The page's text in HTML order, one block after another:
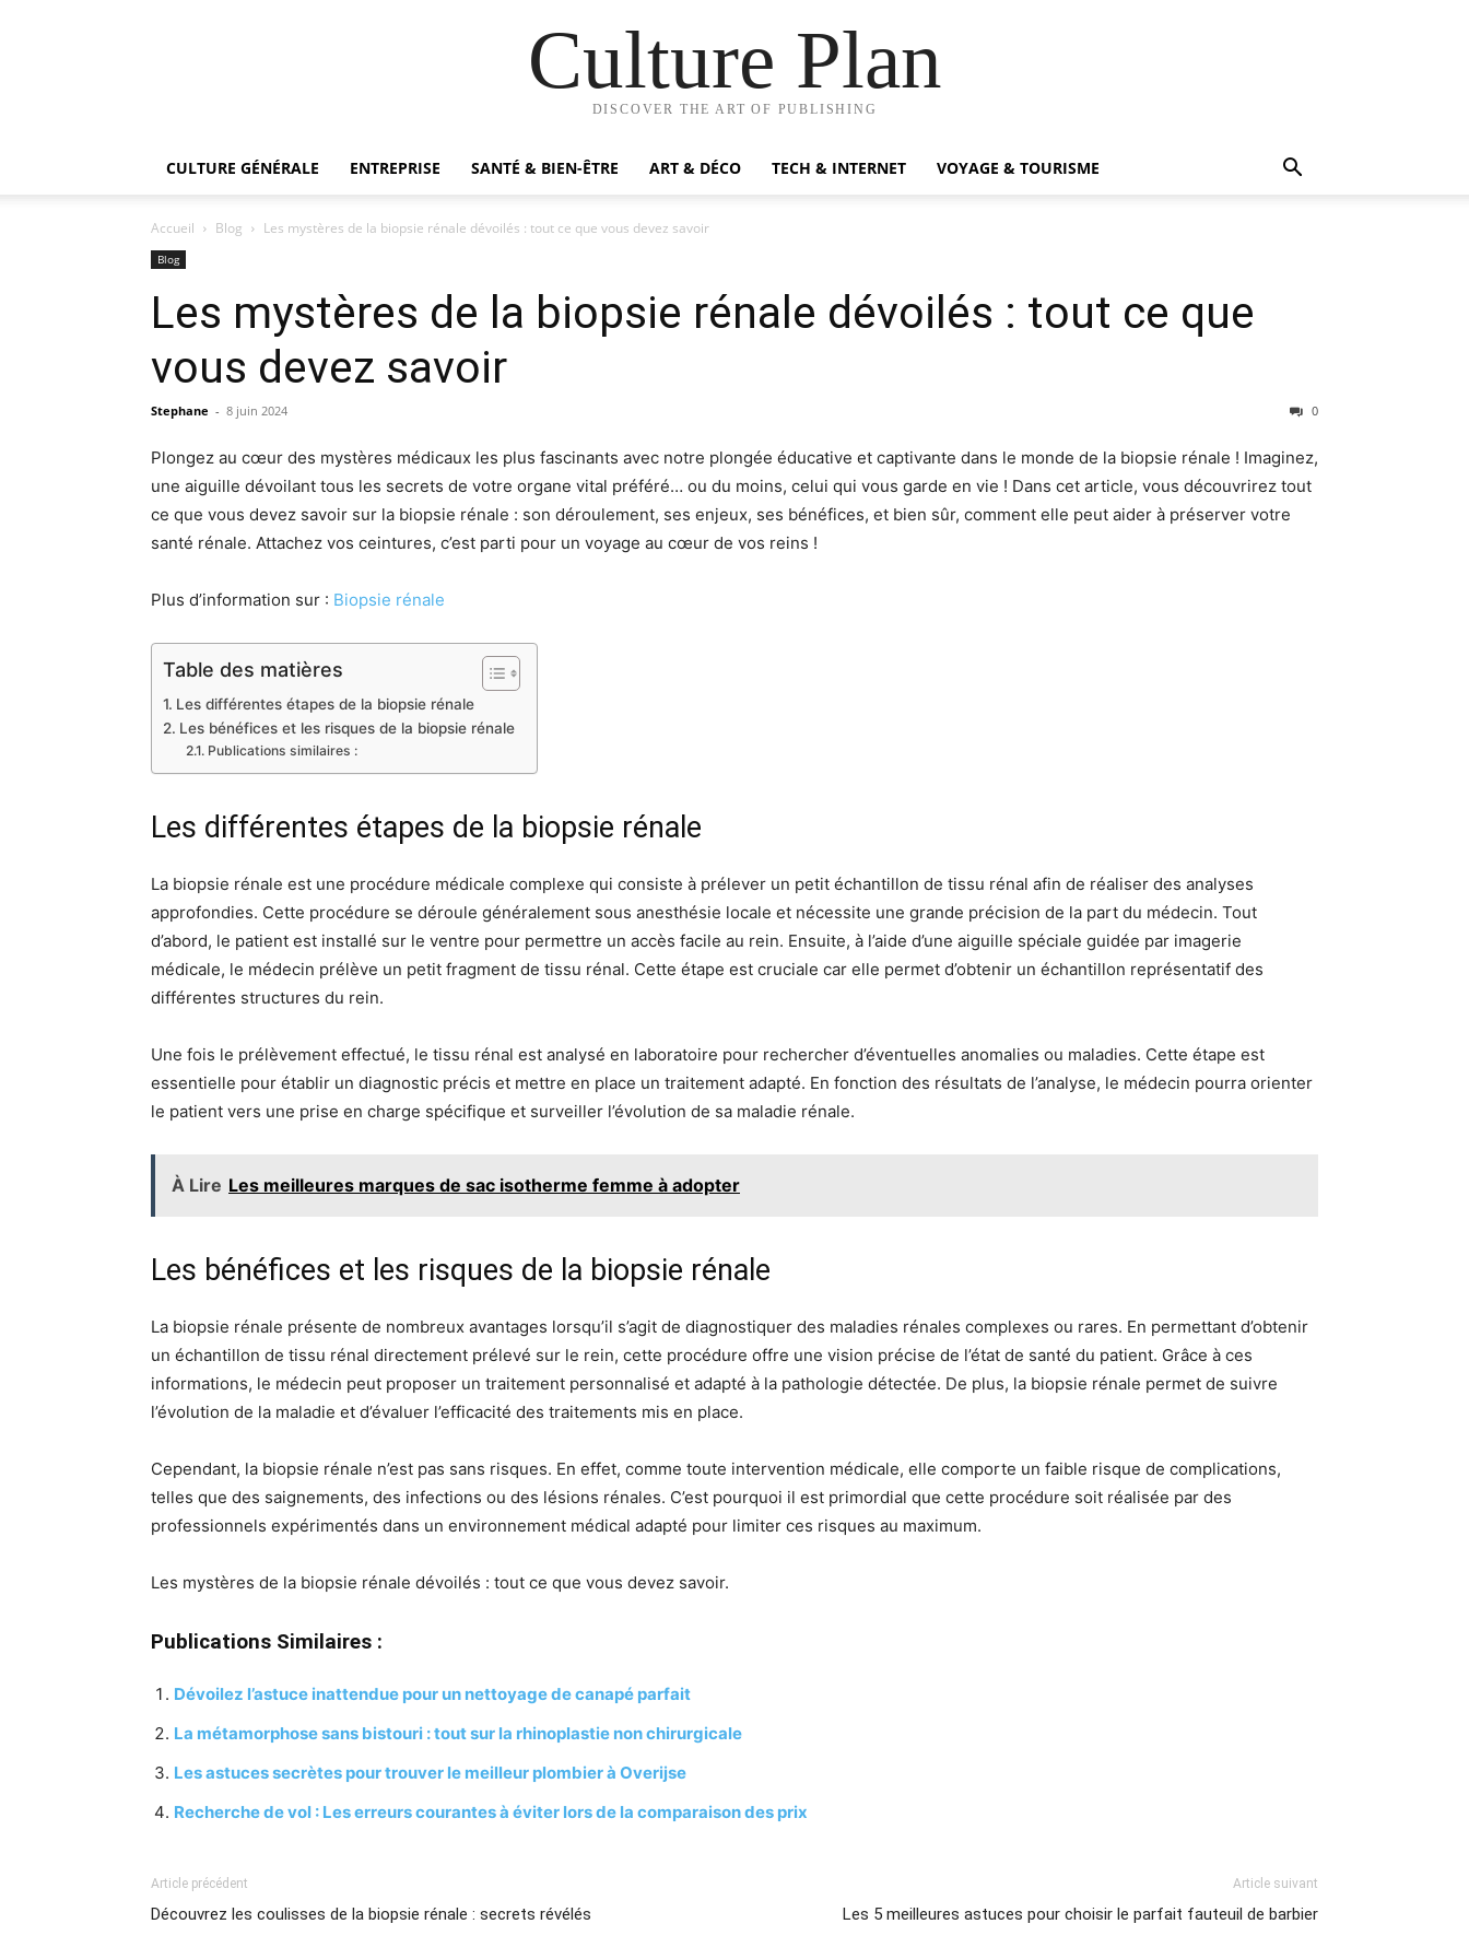
Culture Plan
DISCOVER THE ART OF PUBLISHING
CULTURE GÉNÉRALE ENTREPRISE SANTÉ & BIEN-ÊTRE ART & DÉCO TECH & INTERNET VOYAGE & TOURISME
Accueil Blog Les mystères de la biopsie rénale dévoilés : tout ce que vous devez savoir
Blog
Les mystères de la biopsie rénale dévoilés : tout ce que
vous devez savoir
Stephane - 8 juin 2024 0
Plongez au cœur des mystères médicaux les plus fascinants avec notre plongée éducative et captivante dans le monde de la biopsie rénale ! Imaginez,
une aiguille dévoilant tous les secrets de votre organe vital préféré… ou du moins, celui qui vous garde en vie ! Dans cet article, vous découvrirez tout
ce que vous devez savoir sur la biopsie rénale : son déroulement, ses enjeux, ses bénéfices, et bien sûr, comment elle peut aider à préserver votre
santé rénale. Attachez vos ceintures, c’est parti pour un voyage au cœur de vos reins !
Plus d’information sur : Biopsie rénale
Table des matières
Les différentes étapes de la biopsie rénale
Les bénéfices et les risques de la biopsie rénale
Publications similaires :
Les différentes étapes de la biopsie rénale
La biopsie rénale est une procédure médicale complexe qui consiste à prélever un petit échantillon de tissu rénal afin de réaliser des analyses
approfondies. Cette procédure se déroule généralement sous anesthésie locale et nécessite une grande précision de la part du médecin. Tout
d’abord, le patient est installé sur le ventre pour permettre un accès facile au rein. Ensuite, à l’aide d’une aiguille spéciale guidée par imagerie
médicale, le médecin prélève un petit fragment de tissu rénal. Cette étape est cruciale car elle permet d’obtenir un échantillon représentatif des
différentes structures du rein.
Une fois le prélèvement effectué, le tissu rénal est analysé en laboratoire pour rechercher d’éventuelles anomalies ou maladies. Cette étape est
essentielle pour établir un diagnostic précis et mettre en place un traitement adapté. En fonction des résultats de l’analyse, le médecin pourra orienter
le patient vers une prise en charge spécifique et surveiller l’évolution de sa maladie rénale.
À Lire Les meilleures marques de sac isotherme femme à adopter
Les bénéfices et les risques de la biopsie rénale
La biopsie rénale présente de nombreux avantages lorsqu’il s’agit de diagnostiquer des maladies rénales complexes ou rares. En permettant d’obtenir
un échantillon de tissu rénal directement prélevé sur le rein, cette procédure offre une vision précise de l’état de santé du patient. Grâce à ces
informations, le médecin peut proposer un traitement personnalisé et adapté à la pathologie détectée. De plus, la biopsie rénale permet de suivre
l’évolution de la maladie et d’évaluer l’efficacité des traitements mis en place.
Cependant, la biopsie rénale n’est pas sans risques. En effet, comme toute intervention médicale, elle comporte un faible risque de complications,
telles que des saignements, des infections ou des lésions rénales. C’est pourquoi il est primordial que cette procédure soit réalisée par des
professionnels expérimentés dans un environnement médical adapté pour limiter ces risques au maximum.
Les mystères de la biopsie rénale dévoilés : tout ce que vous devez savoir.
Publications Similaires :
Dévoilez l’astuce inattendue pour un nettoyage de canapé parfait
La métamorphose sans bistouri : tout sur la rhinoplastie non chirurgicale
Les astuces secrètes pour trouver le meilleur plombier à Overijse
Recherche de vol : Les erreurs courantes à éviter lors de la comparaison des prix
Article précédent
Découvrez les coulisses de la biopsie rénale : secrets révélés
Article suivant
Les 5 meilleures astuces pour choisir le parfait fauteuil de barbier